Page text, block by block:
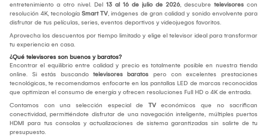
entretenimiento a otro nivel. Del 13 al 16 de julio de 2026, descubre televisores con
resolución 4K, tecnología Smart TV, imágenes de gran calidad y sonido envolvente para
disfrutar de tus películas, series, eventos deportivos y videojuegos favoritos.
Aprovecha los descuentos por tiempo limitado y elige el televisor ideal para transformar
tu experiencia en casa.
¿Qué televisores son buenos y baratos?
Encontrar el equilibrio entre calidad y precio es totalmente posible en nuestra tienda
online. Si estás buscando televisores baratos pero con excelentes prestaciones
tecnológicas, te recomendamos enfocarte en las pantallas LED de marcas reconocidas
que optimizan el consumo de energía y ofrecen resoluciones Full HD o 4K de entrada.
Contamos con una selección especial de TV económicos que no sacrifican
conectividad, permitiéndote disfrutar de una navegación inteligente, múltiples puertos
HDMI para tus consolas y actualizaciones de sistema garantizadas sin salirte de tu
presupuesto.